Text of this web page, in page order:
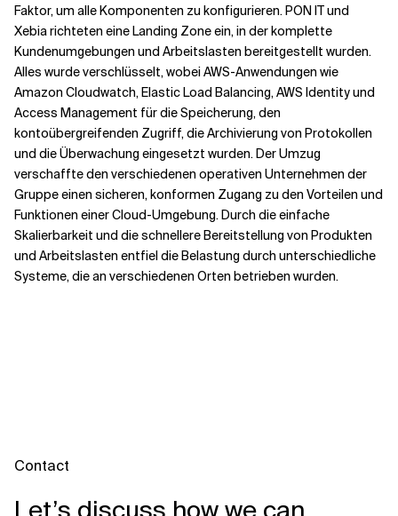
Faktor, um alle Komponenten zu konfigurieren. PON IT und
Xebia richteten eine Landing Zone ein, in der komplette
Kundenumgebungen und Arbeitslasten bereitgestellt wurden.
Alles wurde verschlüsselt, wobei AWS-Anwendungen wie
Amazon Cloudwatch, Elastic Load Balancing, AWS Identity und
Access Management für die Speicherung, den
kontoübergreifenden Zugriff, die Archivierung von Protokollen
und die Überwachung eingesetzt wurden. Der Umzug
verschaffte den verschiedenen operativen Unternehmen der
Gruppe einen sicheren, konformen Zugang zu den Vorteilen und
Funktionen einer Cloud-Umgebung. Durch die einfache
Skalierbarkeit und die schnellere Bereitstellung von Produkten
und Arbeitslasten entfiel die Belastung durch unterschiedliche
Systeme, die an verschiedenen Orten betrieben wurden.
Contact